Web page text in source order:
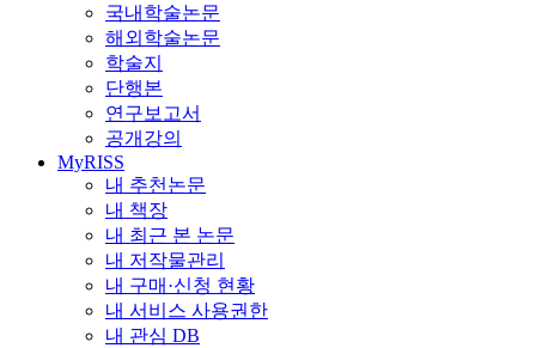
국내학술논문
해외학술논문
학술지
단행본
연구보고서
공개강의
MyRISS
내 추천논문
내 책장
내 최근 본 논문
내 저작물관리
내 구매·신청 현황
내 서비스 사용권한
내 관심 DB